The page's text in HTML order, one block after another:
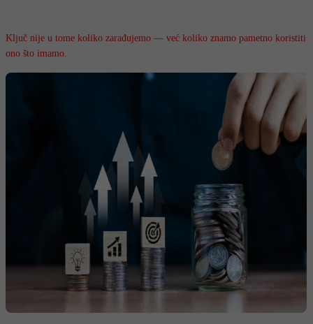
Ključ nije u tome koliko zarađujemo — već koliko znamo pametno koristiti
ono što imamo.